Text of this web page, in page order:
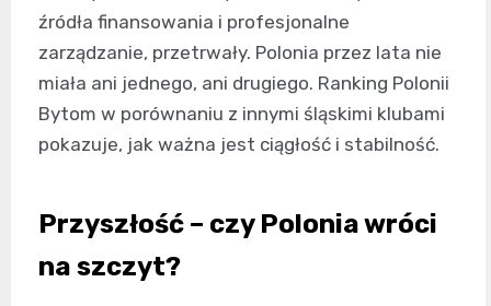
źródła finansowania i profesjonalne
zarządzanie, przetrwały. Polonia przez lata nie
miała ani jednego, ani drugiego. Ranking Polonii
Bytom w porównaniu z innymi śląskimi klubami
pokazuje, jak ważna jest ciągłość i stabilność.
Przyszłość – czy Polonia wróci
na szczyt?